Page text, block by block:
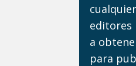
editores
a
para